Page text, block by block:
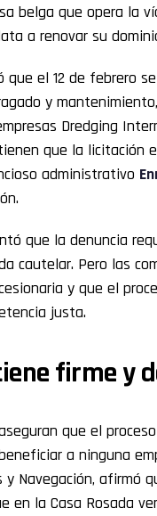
belga que opera la
a renovar su
que el 12 de febrero
y
Dredging
que la licitación
administrativo
que la denuncia
cautelar. Pero las
y que el
justa.
firme y
que el
a ninguna
Navegación, afirmó
en la Casa Rosada